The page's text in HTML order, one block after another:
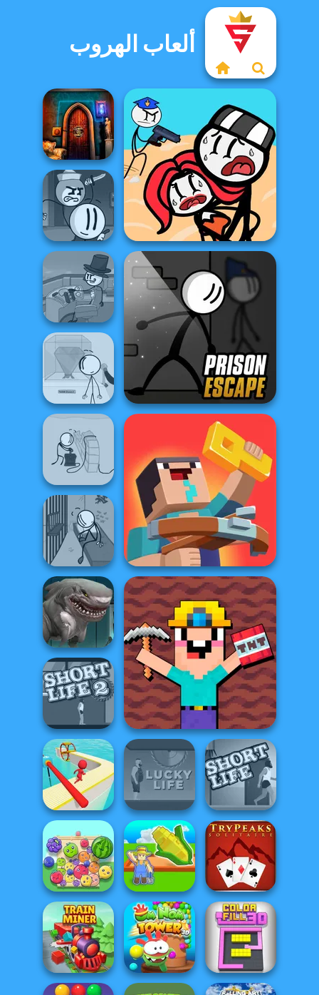
ألعاب الهروب
Stickman Jailbreak Story
Prison Escape Online
Noob: Zombie Prison
Escape
Noob Miner: Escape From
Prison
100 Doors:
Escape Room
Henry Stickmin
Fleeing The
Com...
Henry Stickmin
Infiltrating Th...
Henry Stickmin
Stealing The Di...
Henry Stickmin
Breaking The
Ba...
Henry Stickmin
Escaping The
Pr...
Sharkosaurus
Rampage
Short Life 2
Short Life
Lucky Life
Fun Race 3D
Tripeaks Solitaire
My Garden
Journey
Fruit Party